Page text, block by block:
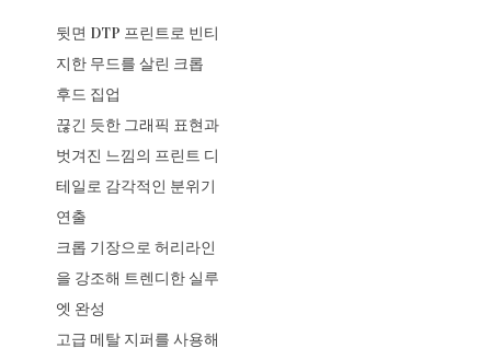
뒷면 DTP 프린트로 빈티
지한 무드를 살린 크롭
후드 집업
끊긴 듯한 그래픽 표현과
벗겨진 느낌의 프린트 디
테일로 감각적인 분위기
연출
크롭 기장으로 허리라인
을 강조해 트렌디한 실루
엣 완성
고급 메탈 지퍼를 사용해